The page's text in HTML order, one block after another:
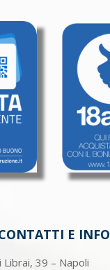
E INFO
Librai, 39 – Napoli